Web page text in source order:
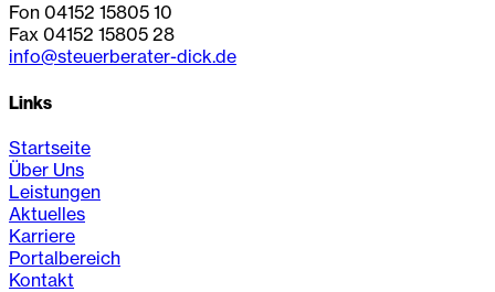
Fon 04152 15805 10
Fax 04152 15805 28
info@steuerberater-dick.de
Links
Startseite
Über Uns
Leistungen
Aktuelles
Karriere
Portalbereich
Kontakt